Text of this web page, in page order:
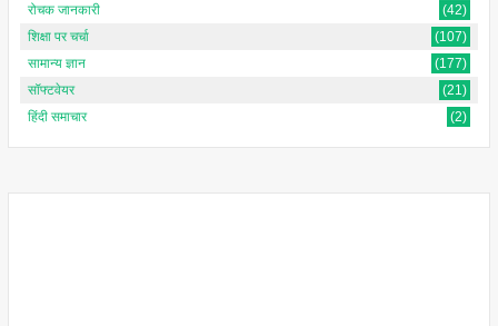
रोचक जानकारी
(42)
शिक्षा पर चर्चा
(107)
सामान्य ज्ञान
(177)
सॉफ्टवेयर
(21)
हिंदी समाचार
(2)